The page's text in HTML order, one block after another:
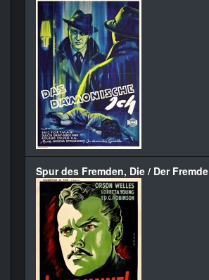
Spur des Fremden, Die / Der Fremde